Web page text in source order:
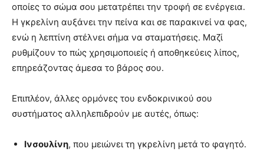
οποίες το σώμα σου μετατρέπει την τροφή σε ενέργεια.
Η γκρελίνη αυξάνει την πείνα και σε παρακινεί να φας,
ενώ η λεπτίνη στέλνει σήμα να σταματήσεις. Μαζί
ρυθμίζουν το πώς χρησιμοποιείς ή αποθηκεύεις λίπος,
επηρεάζοντας άμεσα το βάρος σου.
Επιπλέον, άλλες ορμόνες του ενδοκρινικού σου
συστήματος αλληλεπιδρούν με αυτές, όπως:
Ινσουλίνη, που μειώνει τη γκρελίνη μετά το φαγητό.